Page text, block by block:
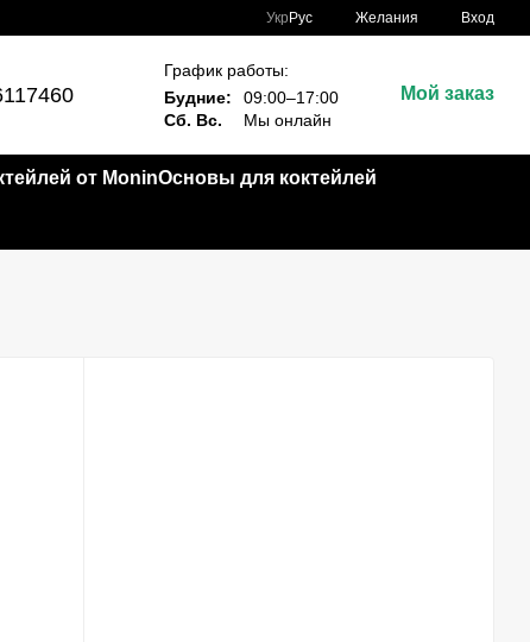
Укр Рус Желания Вход
График работы:
Будние:
09:00–17:00
Сб. Вс.
Мы онлайн
Мой заказ
от MoninОсновы для коктейлей